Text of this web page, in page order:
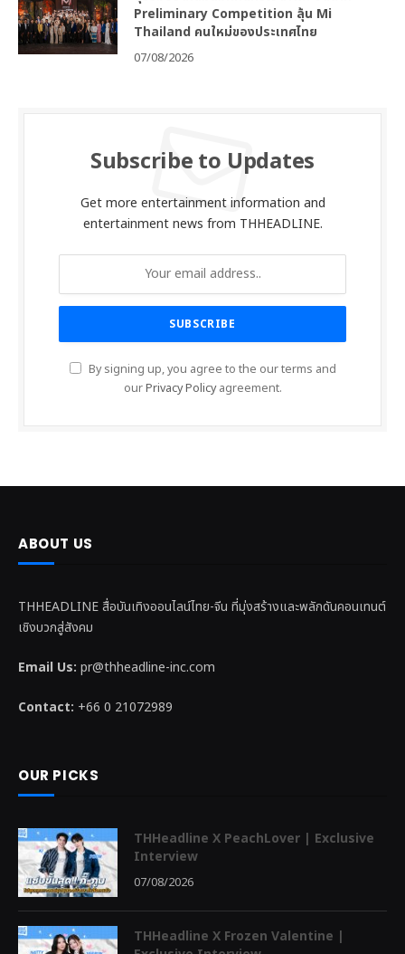
Preliminary Competition ลุ้น Mi
Thailand คนใหม่ของประเทศไทย
07/08/2026
Subscribe to Updates
Get more entertainment information and
entertainment news from THHEADLINE.
By signing up, you agree to the our terms and
ourPrivacy Policyagreement.
ABOUT US
THHEADLINE สื่อบันเทิงออนไลน์ไทย-จีน ที่มุ่งสร้างและพลักดันคอนเทนต์
เชิงบวกสู่สังคม
Email Us: pr@thheadline-inc.com
Contact: +66 0 21072989
OUR PICKS
THHeadline X PeachLover | Exclusive
Interview
07/08/2026
THHeadline X Frozen Valentine |